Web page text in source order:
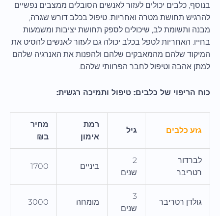
בנוסף, כלבים יכולים לעזור לאנשים הסובלים ממצבים נפשיים
להרגיש תחושת מטרה ואחריות. טיפול בכלב דורש שגרה,
מבנה ותשומת לב, שיכולים לספק תחושת יציבות ומשמעות
בחייו. האחריות לטפל בכלב יכולה גם לעזור לאנשים להסיט את
המיקוד שלהם מהמאבקים שלהם ולהפנות את האנרגיה שלהם
למתן אהבה וטיפול לחבר הפרוותי שלהם.
כוח הריפוי של כלבים: טיפול ותמיכה רגשית:
גזע כלבים גיל
רמת
אימון
מחיר
ב₪
לברדור
רטריבר
2
שנים
ביניים 1700
גולדן רטריבר
3
שנים
מומחה 3000